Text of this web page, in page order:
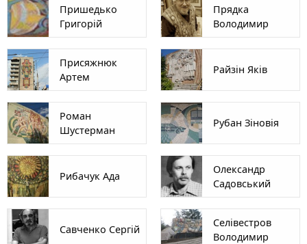
Пришедько
Григорій
Прядка
Володимир
Присяжнюк
Артем
Райзін Яків
Роман
Шустерман
Рубан Зіновія
Рибачук Ада
Олександр
Садовський
Савченко Сергій
Селівестров
Володимир